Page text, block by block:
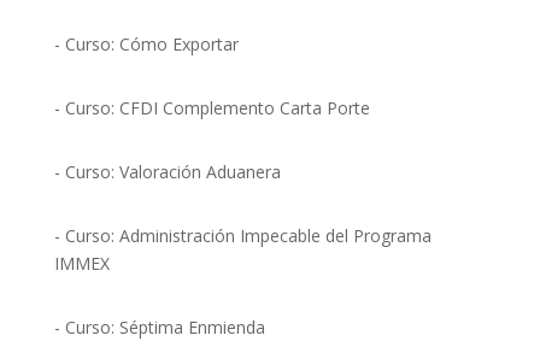
- Curso: Cómo Exportar
- Curso: CFDI Complemento Carta Porte
- Curso: Valoración Aduanera
- Curso: Administración Impecable del Programa
IMMEX
- Curso: Séptima Enmienda